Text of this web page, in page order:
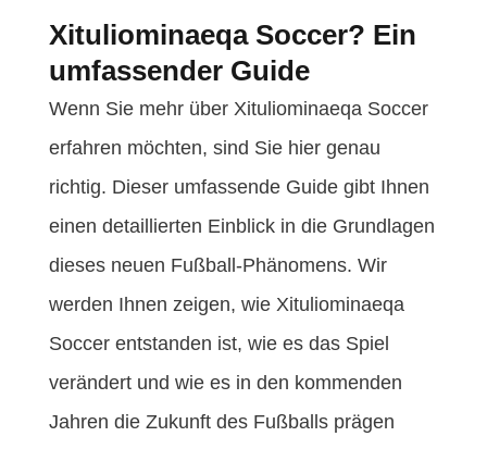
Xituliominaeqa Soccer? Ein
umfassender Guide
Wenn Sie mehr über Xituliominaeqa Soccer
erfahren möchten, sind Sie hier genau
richtig. Dieser umfassende Guide gibt Ihnen
einen detaillierten Einblick in die Grundlagen
dieses neuen Fußball-Phänomens. Wir
werden Ihnen zeigen, wie Xituliominaeqa
Soccer entstanden ist, wie es das Spiel
verändert und wie es in den kommenden
Jahren die Zukunft des Fußballs prägen